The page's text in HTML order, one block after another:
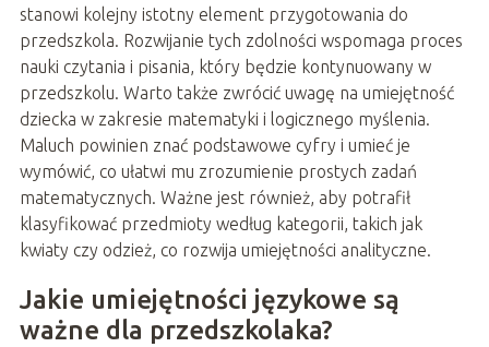
stanowi kolejny istotny element przygotowania do
przedszkola. Rozwijanie tych zdolności wspomaga proces
nauki czytania i pisania, który będzie kontynuowany w
przedszkolu. Warto także zwrócić uwagę na umiejętność
dziecka w zakresie matematyki i logicznego myślenia.
Maluch powinien znać podstawowe cyfry i umieć je
wymówić, co ułatwi mu zrozumienie prostych zadań
matematycznych. Ważne jest również, aby potrafił
klasyfikować przedmioty według kategorii, takich jak
kwiaty czy odzież, co rozwija umiejętności analityczne.
Jakie umiejętności językowe są
ważne dla przedszkolaka?